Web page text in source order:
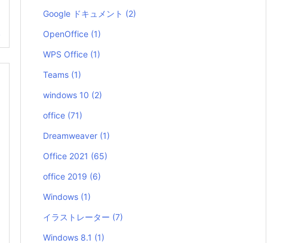
Google ドキュメント (2)
OpenOffice (1)
WPS Office (1)
Teams (1)
windows 10 (2)
office (71)
Dreamweaver (1)
Office 2021 (65)
office 2019 (6)
Windows (1)
イラストレーター (7)
Windows 8.1 (1)